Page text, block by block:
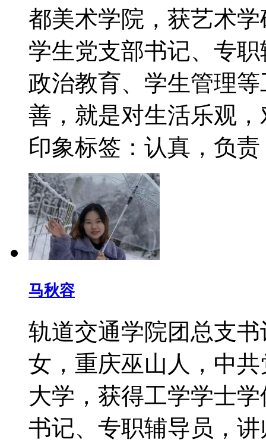
都美术学院，获艺术
学生党支部书记、专
政治教育、学生管
善，就是对生活乐
印象标签：认真，负
马秋容
轨道交通学院团总
女，重庆巫山人，中
大学，获得工学学士
书记、专职辅导员，